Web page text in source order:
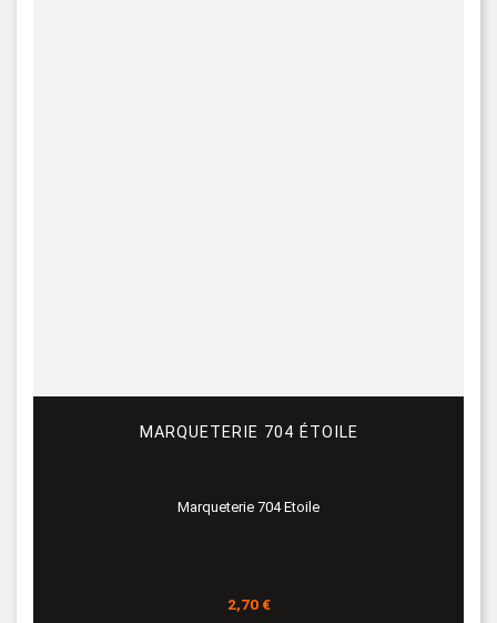
MARQUETERIE 704 ÉTOILE
Marqueterie 704 Etoile
Prix
2,70 €